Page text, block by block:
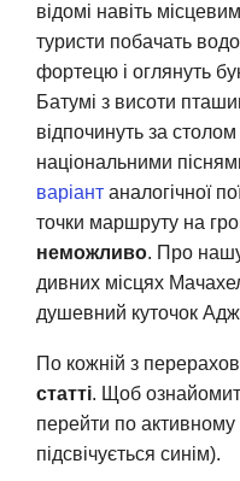
відомі навіть
туристи побачать
фортецю і оглянуть
Батумі з висоти
відпочинуть за столом
національними
варіант аналогічної
точки маршруту на
неможливо. Про нашу
дивних місцях
душевний куточок
По кожній з
статті. Щоб
перейти по активному
підсвічується синім).